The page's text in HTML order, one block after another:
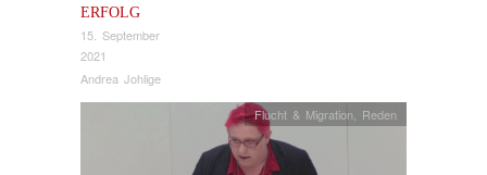
RFOLG
15. September
2021
Andrea Johlige
Flucht & Migration Reden